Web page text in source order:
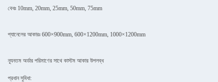
বেধঃ 10mm, 20mm, 25mm, 50mm, 75mm
প্যানেলের আকারঃ 600×900mm, 600×1200mm, 1000×1200mm
ন্যূনতম অর্ডার পরিমাণের সাথে কাস্টম আকার উপলব্ধ
প্রধান সুবিধা: